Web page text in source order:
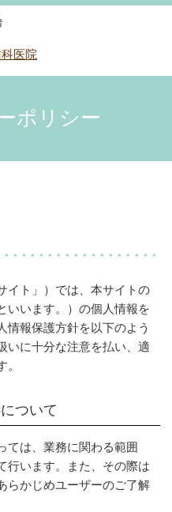
ポリシー
イト」）では、本サイトの
いいます。）の個人情報を
情報保護方針を以下のよう
いに十分な注意を払い、適
ついて
ては、業務に関わる範囲
行います。また、その際は
らかじめユーザーのご了解